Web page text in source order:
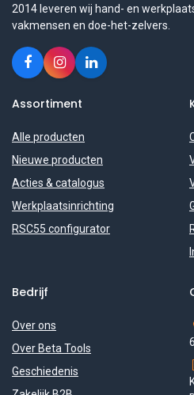
2014 leveren wij hand- en
vakmensen en doe-het-zelvers.
Assortiment
Alle producten
Nieuwe producten
Acties & catalogus
Werkplaatsinrichting
RSC55 configurator
Bedrijf
Over ons
Over Beta Tools
Geschiedenis